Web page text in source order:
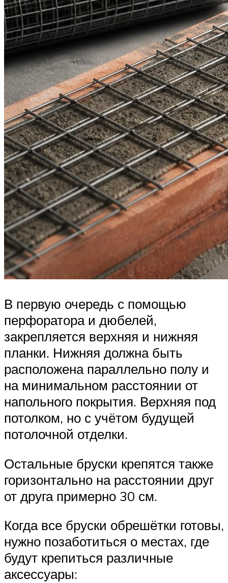
В первую очередь с помощью
перфоратора и дюбелей,
закрепляется верхняя и нижняя
планки. Нижняя должна быть
расположена параллельно полу и
на минимальном расстоянии от
напольного покрытия. Верхняя под
потолком, но с учётом будущей
потолочной отделки.
Остальные бруски крепятся также
горизонтально на расстоянии друг
от друга примерно 30 см.
Когда все бруски обрешётки готовы,
нужно позаботиться о местах, где
будут крепиться различные
аксессуары: